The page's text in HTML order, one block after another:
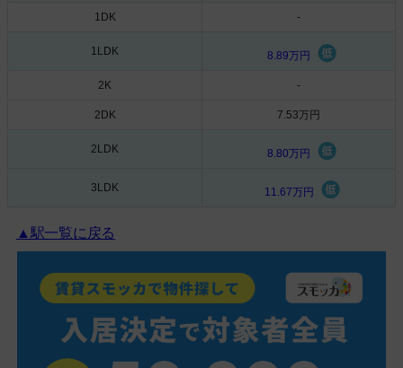
1DK -
1LDK 8.89万円
2K -
2DK 7.53万円
2LDK 8.80万円
3LDK 11.67万円
▲駅一覧に戻る